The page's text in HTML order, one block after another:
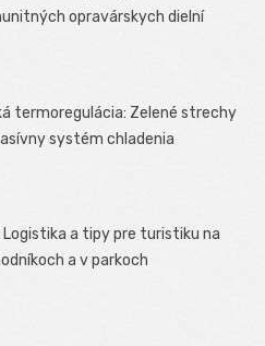
opravárskych dielní
termoregulácia: Zelené strechy
systém chladenia
Logistika a tipy pre turistiku na
a v parkoch